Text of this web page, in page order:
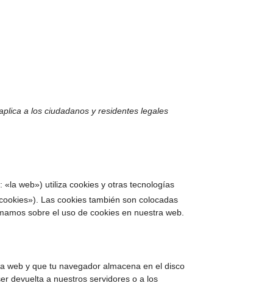
a los ciudadanos y residentes legales
«la web») utiliza cookies y otras tecnologías
Las cookies también son colocadas
sobre el uso de cookies en nuestra web.
web y que tu navegador almacena en el disco
devuelta a nuestros servidores o a los